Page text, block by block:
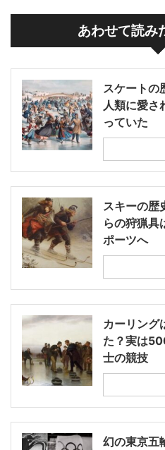
あわせて読み
スケートの
人類に愛さ
っていた
スキーの
らの狩猟具
ポーツへ
カーリング
た？実は
士の競技
幻の東京五